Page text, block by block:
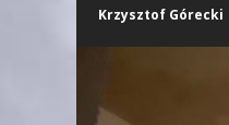
Krzysztof Górecki